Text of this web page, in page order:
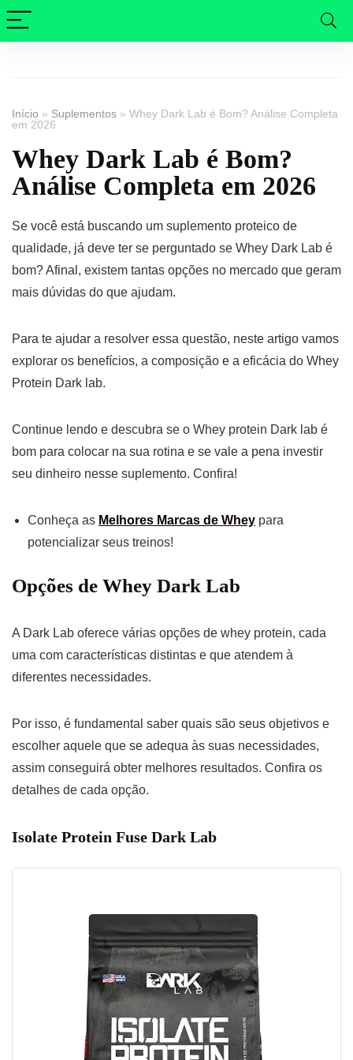
Início » Suplementos » Whey Dark Lab é Bom? Análise Completa
em 2026
Whey Dark Lab é Bom?
Análise Completa em 2026
Se você está buscando um suplemento proteico de
qualidade, já deve ter se perguntado se Whey Dark Lab é
bom? Afinal, existem tantas opções no mercado que geram
mais dúvidas do que ajudam.
Para te ajudar a resolver essa questão, neste artigo vamos
explorar os benefícios, a composição e a eficácia do Whey
Protein Dark lab.
Continue lendo e descubra se o Whey protein Dark lab é
bom para colocar na sua rotina e se vale a pena investir
seu dinheiro nesse suplemento. Confira!
Conheça as Melhores Marcas de Whey para
potencializar seus treinos!
Opções de Whey Dark Lab
A Dark Lab oferece várias opções de whey protein, cada
uma com características distintas e que atendem à
diferentes necessidades.
Por isso, é fundamental saber quais são seus objetivos e
escolher aquele que se adequa às suas necessidades,
assim conseguirá obter melhores resultados. Confira os
detalhes de cada opção.
Isolate Protein Fuse Dark Lab